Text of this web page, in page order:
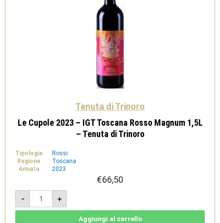
Tenuta di Trinoro
Le Cupole 2023 – IGT Toscana Rosso Magnum 1,5L
– Tenuta di Trinoro
Tipologia
Rossi
Regione
Toscana
Annata
2023
€66,50
-
Le
Cupole
2023
-
+
Aggiungi al carrello